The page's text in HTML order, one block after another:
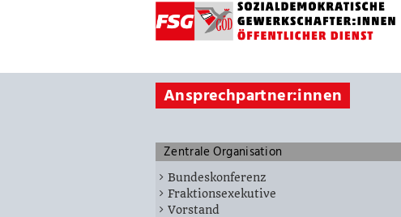
Ansprechpartner:innen
Zentrale Organisation
Bundeskonferenz
Fraktionsexekutive
Vorstand